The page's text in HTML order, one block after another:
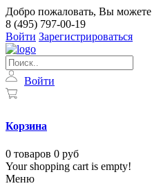
Добро пожаловать, Вы можете
8 (495) 797-00-19
Войти Зарегистрироваться
Войти
Корзина
0 товаров 0 руб
Your shopping cart is empty!
Меню